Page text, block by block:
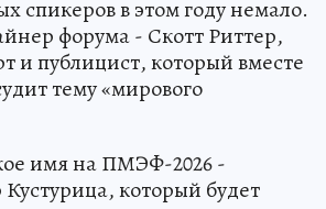
спикеров в этом году немало.
форума - Скотт Риттер,
и публицист, который вместе
тему «мирового
имя на ПМЭФ-2026 -
который будет